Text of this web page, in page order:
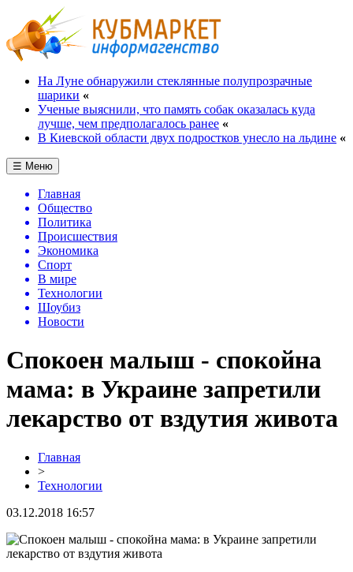
На Луне обнаружили стеклянные полупрозрачные
шарики «
Ученые выяснили, что память собак оказалась куда
лучше, чем предполагалось ранее «
В Киевской области двух подростков унесло на льдине «
☰ Меню
Главная
Общество
Политика
Происшествия
Экономика
Спорт
В мире
Технологии
Шоубиз
Новости
Спокоен малыш - спокойна
мама: в Украине запретили
лекарство от вздутия живота
Главная
>
Технологии
03.12.2018 16:57